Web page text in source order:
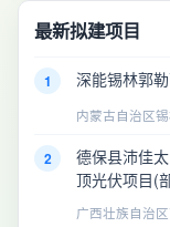
最新拟建项目
1 深能锡林郭
内蒙古自治区锡
2
德保县沛佳
顶光伏项目(
广西壮族自治区